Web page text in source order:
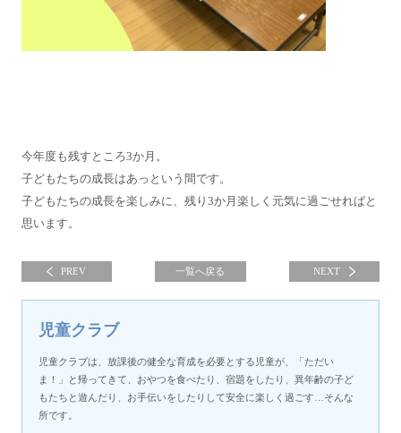
今年度も残すところ3か月。
子どもたちの成長はあっという間です。
子どもたちの成長を楽しみに、残り3か月楽しく元気に過ごせればと
思います。
PREV 一覧へ戻る NEXT
児童クラブ
児童クラブは、放課後の健全な育成を必要とする児童が、「ただい
ま！」と帰ってきて、おやつを食べたり、宿題をしたり、異年齢の子ど
もたちと遊んだり、お手伝いをしたりして安全に楽しく過ごす…そんな
所です。